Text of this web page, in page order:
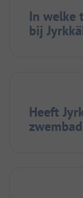
In welke
bij
Heeft